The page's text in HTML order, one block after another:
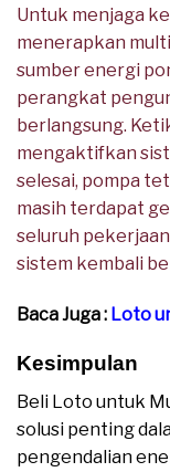
Untuk menjaga
menerapkan
sumber energi
perangkat
berlangsung.
mengaktifkan
selesai, pompa
masih terdapat
seluruh
sistem kembali
Baca Juga : Loto
Kesimpulan
Beli Loto untuk
solusi penting
pengendalian